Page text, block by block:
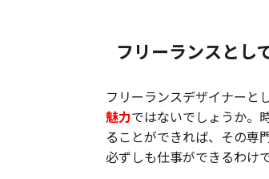
フリーランスとし
フリーランスデザイナーと
魅力ではないでしょうか。
ることができれば、その専
必ずしも仕事ができるわけ